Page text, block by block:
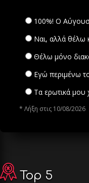
100%! Ο
Ναι, αλλά θέλω
Θέλω μόνο
Εγώ περιμένω
Τα ερωτικά μου
* Λήξη στις 10/08/2026
Top 5